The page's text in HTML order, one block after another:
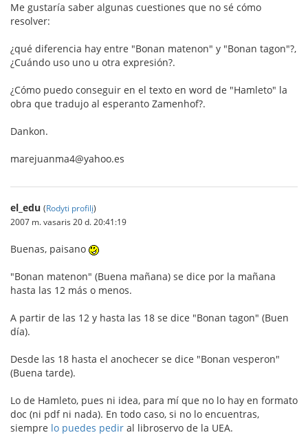
Me gustaría saber algunas cuestiones que no sé cómo
resolver:
¿qué diferencia hay entre "Bonan matenon" y "Bonan tagon"?,
¿Cuándo uso uno u otra expresión?.
¿Cómo puedo conseguir en el texto en word de "Hamleto" la
obra que tradujo al esperanto Zamenhof?.
Dankon.
marejuanma4@yahoo.es
el_edu (Rodyti profilį)
2007 m. vasaris 20 d. 20:41:19
Buenas, paisano
"Bonan matenon" (Buena mañana) se dice por la mañana
hasta las 12 más o menos.
A partir de las 12 y hasta las 18 se dice "Bonan tagon" (Buen
día).
Desde las 18 hasta el anochecer se dice "Bonan vesperon"
(Buena tarde).
Lo de Hamleto, pues ni idea, para mí que no lo hay en formato
doc (ni pdf ni nada). En todo caso, si no lo encuentras,
siempre lo puedes pedir al libroservo de la UEA.